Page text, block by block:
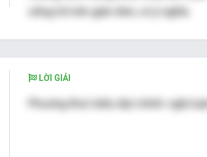
sống trở nên giản đơn, có ý nghĩa.
LỜI GIẢI
Phương thức biểu đạt chính: nghị luận